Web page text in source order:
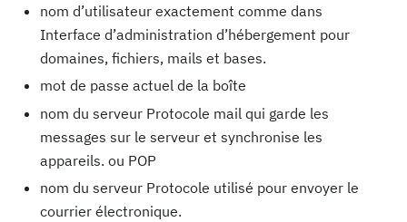
nom d’utilisateur exactement comme dans
Interface d’administration d’hébergement pour
domaines, fichiers, mails et bases.
mot de passe actuel de la boîte
nom du serveur Protocole mail qui garde les
messages sur le serveur et synchronise les
appareils. ou POP
nom du serveur Protocole utilisé pour envoyer le
courrier électronique.